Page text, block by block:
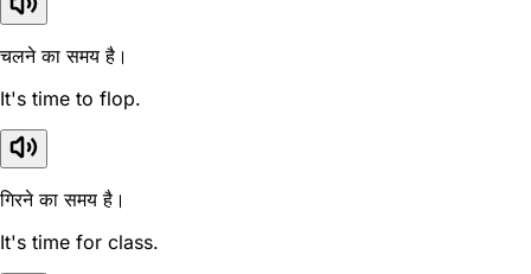
चलने का समय है।
It's time to flop.
गिरने का समय है।
It's time for class.